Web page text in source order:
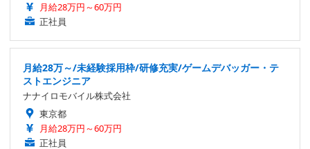
月給28万円～60万円
正社員
月給28万～/未経験採用枠/研修充実/ゲームデバッガー・テ
ストエンジニア
ナナイロモバイル株式会社
東京都
月給28万円～60万円
正社員